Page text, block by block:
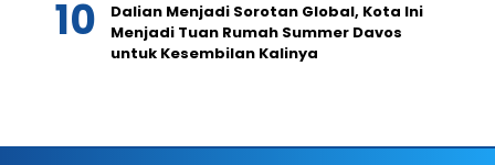
Dalian Menjadi Sorotan Global, Kota Ini
Menjadi Tuan Rumah Summer Davos
untuk Kesembilan Kalinya